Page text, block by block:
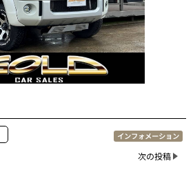
インフォメーション
次の投稿